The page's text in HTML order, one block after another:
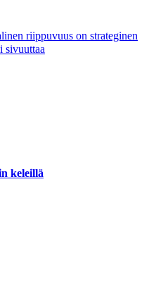
riippuvuus on strateginen
sivuuttaa
keleillä